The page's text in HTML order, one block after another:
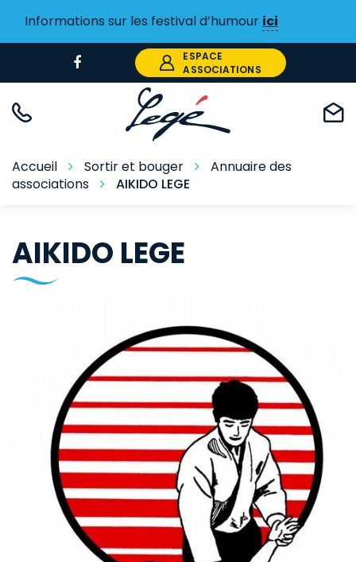
Informations sur les festival d’humour ici
vers
Facebook
ESPACE
ASSOCIATIONS
Accueil Sortir et bouger
Annuaire des
associations
AIKIDO LEGE
AIKIDO LEGE